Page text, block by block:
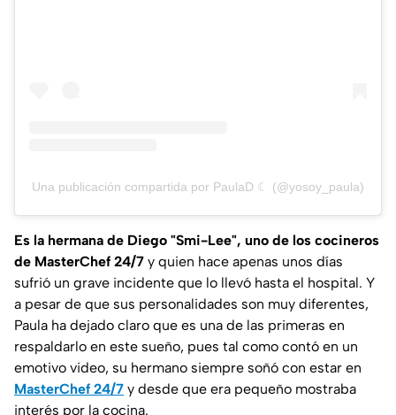
Una publicación compartida por PaulaD ☾ (@yosoy_paula)
Es la hermana de Diego "Smi-Lee", uno de los cocineros
de MasterChef 24/7 y quien hace apenas unos días
sufrió un grave incidente que lo llevó hasta el hospital. Y
a pesar de que sus personalidades son muy diferentes,
Paula ha dejado claro que es una de las primeras en
respaldarlo en este sueño, pues tal como contó en un
emotivo video, su hermano siempre soñó con estar en
MasterChef 24/7 y desde que era pequeño mostraba
interés por la cocina.